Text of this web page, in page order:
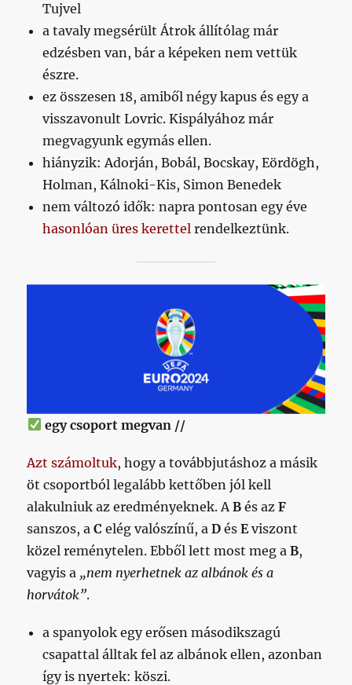
Tujvel
a tavaly megsérült Átrok állítólag már
edzésben van, bár a képeken nem vettük
észre.
ez összesen 18, amiből négy kapus és egy a
visszavonult Lovric. Kispályához már
megvagyunk egymás ellen.
hiányzik: Adorján, Bobál, Bocskay, Eördögh,
Holman, Kálnoki-Kis, Simon Benedek
nem változó idők: napra pontosan egy éve
hasonlóan üres kerettel rendelkeztünk.
egy csoport megvan //
Azt számoltuk, hogy a továbbjutáshoz a másik
öt csoportból legalább kettőben jól kell
alakulniuk az eredményeknek. AB és azF
sanszos, aC elég valószínű, aD ésEviszont
közel reménytelen. Ebből lett most meg aB,
vagyis a „nem nyerhetnek az albánok és a
horvátok”.
a spanyolok egy erősen másodikszagú
csapattal álltak fel az albánok ellen, azonban
így is nyertek: köszi.